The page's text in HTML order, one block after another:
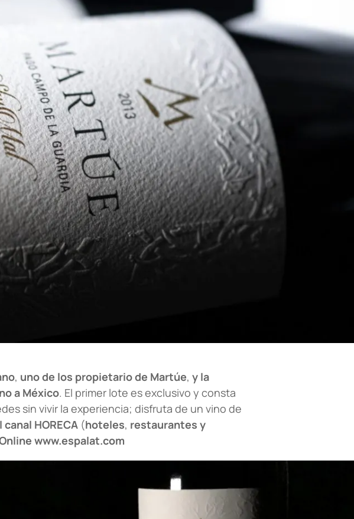
, uno de los propietario de Martúe, y la
a México. El primer lote es exclusivo y consta
sin vivir la experiencia; disfruta de un vino de
HORECA (hoteles, restaurantes y
www.espalat.com